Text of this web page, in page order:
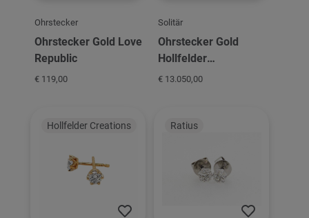
Ohrstecker
Ohrstecker Gold Love
Republic
€ 119,00
Solitär
Ohrstecker Gold
Hollfelder
Schmuckmanufaktur
€ 13.050,00
Hollfelder Creations Ratius